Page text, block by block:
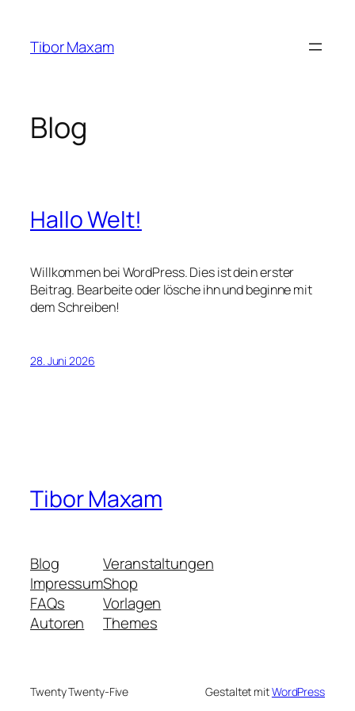
springen
Tibor Maxam
Blog
Hallo Welt!
Willkommen bei WordPress. Dies ist dein erster
Beitrag. Bearbeite oder lösche ihn und beginne mit
dem Schreiben!
28. Juni 2026
Tibor Maxam
Blog
Impressum
FAQs
Autoren
Veranstaltungen
Shop
Vorlagen
Themes
Twenty Twenty-Five Gestaltet mitWordPress